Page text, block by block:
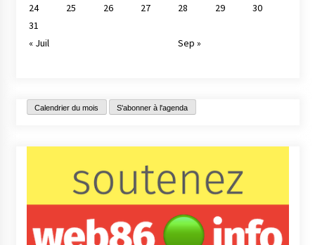
24
25 26 27 28 29
30
31
« Juil
Sep »
Calendrier du mois S'abonner à l'agenda